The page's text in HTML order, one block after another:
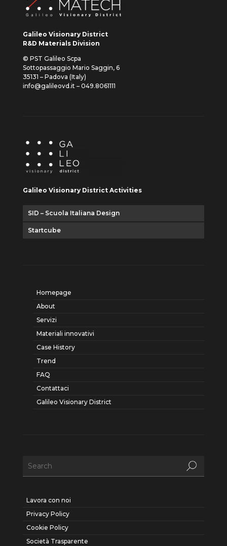
Galileo Visionary District
R&D Materials Division
© PST Galileo Scpa
Sottopassaggio Mario Saggin, 6
35131 – Padova (Italy)
info@galileovd.it – 049.8061111
Galileo Visionary District Activities
SID – Scuola Italiana Design
Startcube
Homepage
About
Servizi
Materiali innovativi
Case History
Trend
FAQ
Contattaci
Galileo Visionary District
Lavora con noi
Privacy Policy
Cookie Policy
Società Trasparente